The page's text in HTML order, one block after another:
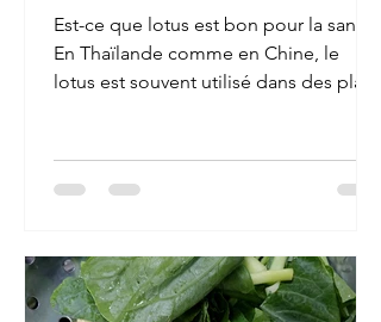
Est-ce que lotus est bon pour la santé?
En Thaïlande comme en Chine, le
lotus est souvent utilisé dans des plats